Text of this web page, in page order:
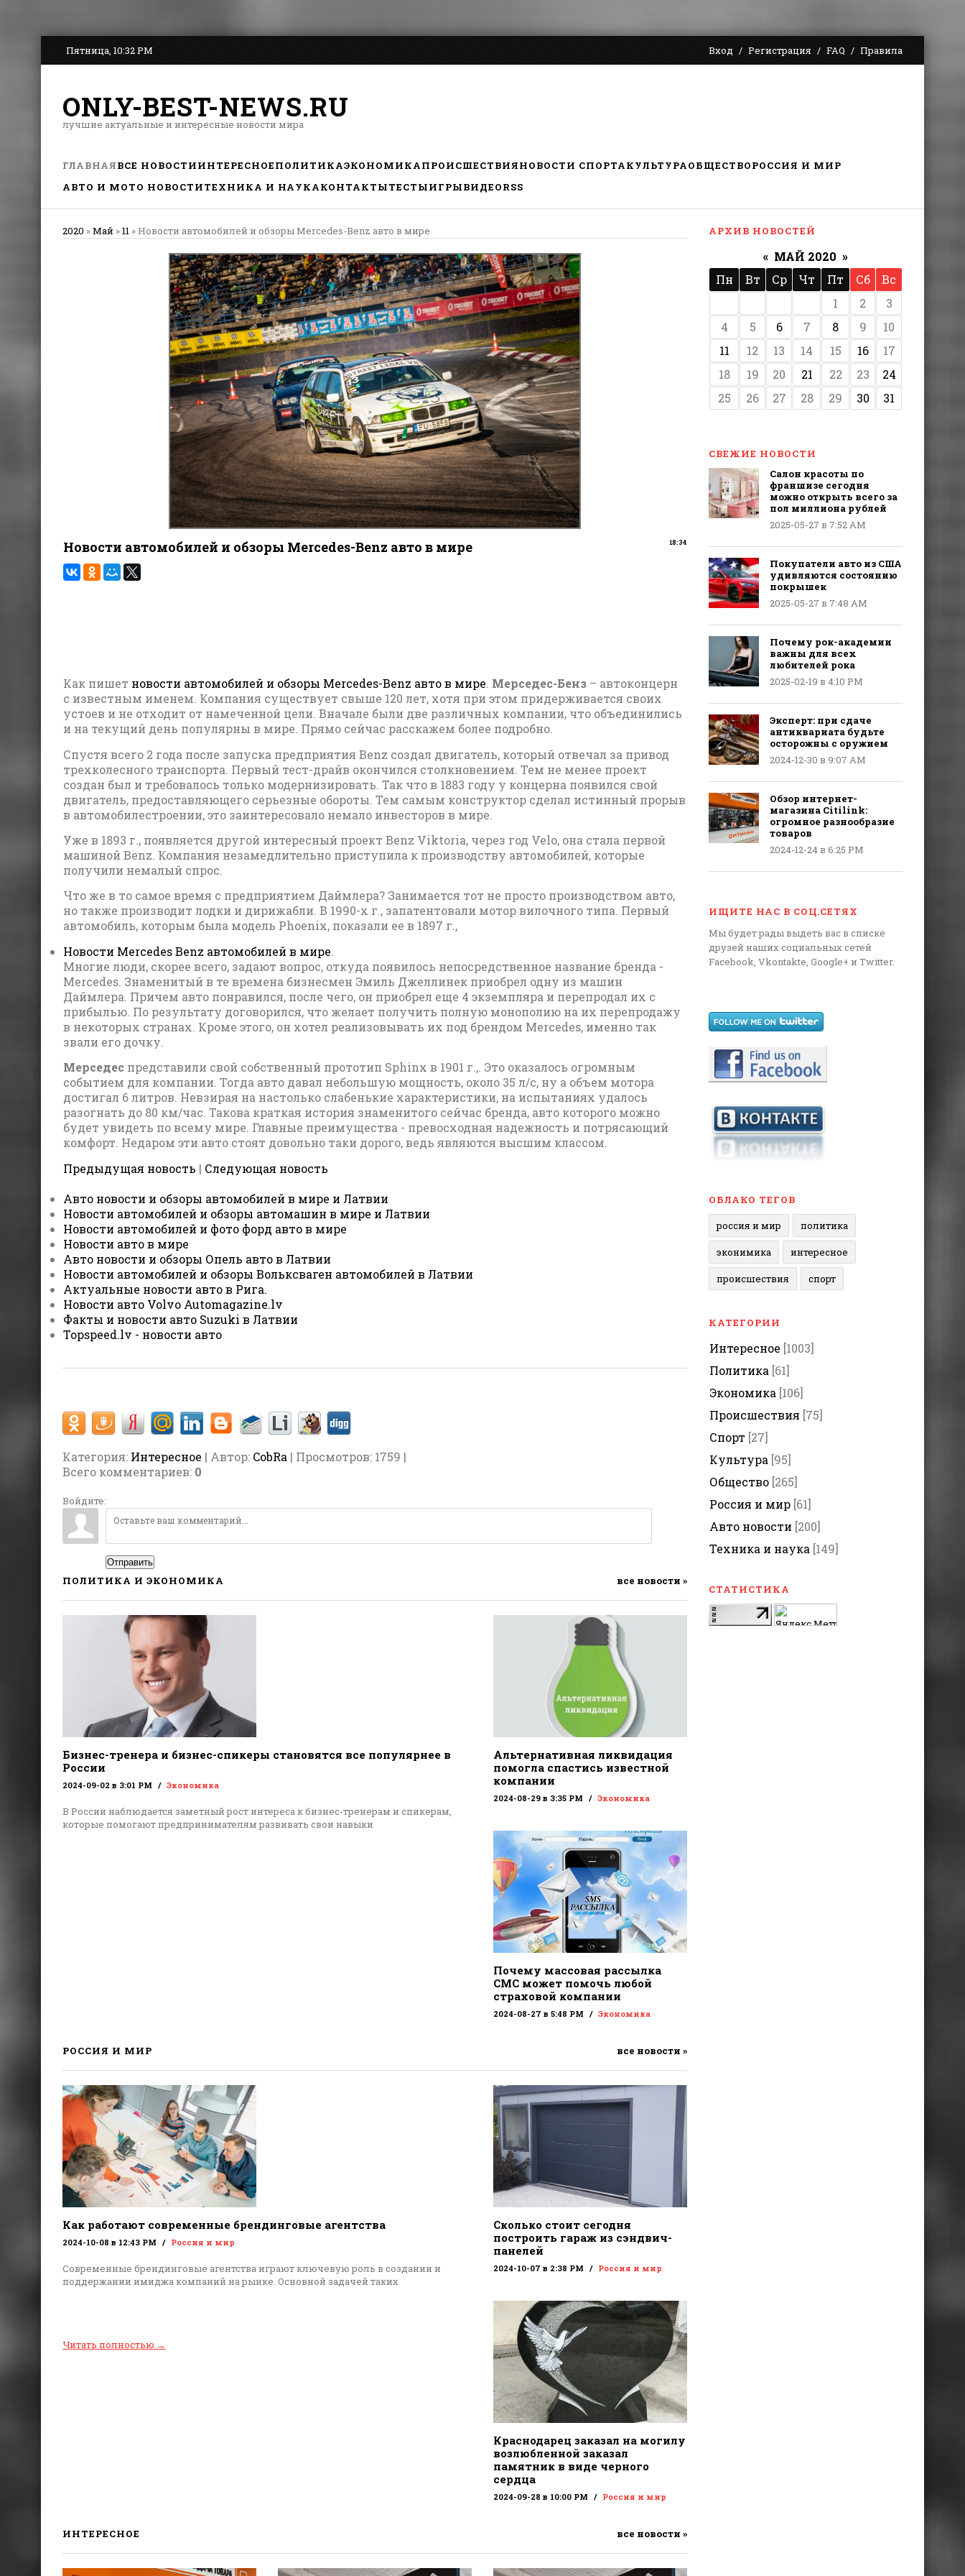
Пятница, 10:32 PM Вход Регистрация FAQ Правила
ONLY-BEST-NEWS.RU
лучшие актуальные и интересные новости мира
ГЛАВНАЯВСЕ НОВОСТИИНТЕРЕСНОЕПОЛИТИКАЭКОНОМИКАПРОИСШЕСТВИЯНОВОСТИ СПОРТАКУЛЬТУРАОБЩЕСТВОРОССИЯ И МИР
АВТО И МОТО НОВОСТИТЕХНИКА И НАУКАКОНТАКТЫТЕСТЫИГРЫВИДЕОRSS
2020 »Май »11 » Новости автомобилей и обзоры Mercedes-Benz авто в мире
18:34
Новости автомобилей и обзоры Mercedes-Benz авто в мире
Как пишет новости автомобилей и обзоры Mercedes-Benz авто в мире. Мерседес-Бенз – автоконцерн
с известным именем. Компания существует свыше 120 лет, хотя при этом придерживается своих
устоев и не отходит от намеченной цели. Вначале были две различных компании, что объединились
и на текущий день популярны в мире. Прямо сейчас расскажем более подробно.
Спустя всего 2 года после запуска предприятия Benz создал двигатель, который отвечал за привод
трехколесного транспорта. Первый тест-драйв окончился столкновением. Тем не менее проект
создан был и требовалось только модернизировать. Так что в 1883 году у концерна появился свой
двигатель, предоставляющего серьезные обороты. Тем самым конструктор сделал истинный прорыв
в автомобилестроении, это заинтересовало немало инвесторов в мире.
Уже в 1893 г., появляется другой интересный проект Benz Viktoria, через год Velo, она стала первой
машиной Benz. Компания незамедлительно приступила к производству автомобилей, которые
получили немалый спрос.
Что же в то самое время с предприятием Даймлера? Занимается тот не просто производством авто,
но также производит лодки и дирижабли. В 1990-х г., запатентовали мотор вилочного типа. Первый
автомобиль, которым была модель Phoenix, показали ее в 1897 г.,
Новости Mercedes Benz автомобилей в мире.
Многие люди, скорее всего, задают вопрос, откуда появилось непосредственное название бренда -
Mercedes. Знаменитый в те времена бизнесмен Эмиль Джеллинек приобрел одну из машин
Даймлера. Причем авто понравился, после чего, он приобрел еще 4 экземпляра и перепродал их с
прибылью. По результату договорился, что желает получить полную монополию на их перепродажу
в некоторых странах. Кроме этого, он хотел реализовывать их под брендом Mercedes, именно так
звали его дочку.
Мерседес представили свой собственный прототип Sphinx в 1901 г.,. Это оказалось огромным
событием для компании. Тогда авто давал небольшую мощность, около 35 л/с, ну а объем мотора
достигал 6 литров. Невзирая на настолько слабенькие характеристики, на испытаниях удалось
разогнать до 80 км/час. Такова краткая история знаменитого сейчас бренда, авто которого можно
будет увидеть по всему мире. Главные преимущества - превосходная надежность и потрясающий
комфорт. Недаром эти авто стоят довольно таки дорого, ведь являются высшим классом.
Предыдущая новость | Следующая новость
Авто новости и обзоры автомобилей в мире и Латвии
Новости автомобилей и обзоры автомашин в мире и Латвии
Новости автомобилей и фото форд авто в мире
Новости авто в мире
Авто новости и обзоры Опель авто в Латвии
Новости автомобилей и обзоры Вольксваген автомобилей в Латвии
Актуальные новости авто в Рига.
Новости авто Volvo Automagazine.lv
Факты и новости авто Suzuki в Латвии
Topspeed.lv - новости авто
Категория: Интересное | Автор: CobRa | Просмотров: 1759 |
Всего комментариев: 0
Войдите:
Отправить
ПОЛИТИКА И ЭКОНОМИКА все новости »
Бизнес-тренера и бизнес-спикеры становятся все популярнее в
России
2024-09-02 в 3:01 PM Экономика
В России наблюдается заметный рост интереса к бизнес-тренерам и спикерам,
которые помогают предпринимателям развивать свои навыки
Альтернативная ликвидация
помогла спастись известной
компании
2024-08-29 в 3:35 PM Экономика
Почему массовая рассылка
СМС может помочь любой
страховой компании
2024-08-27 в 5:48 PM Экономика
РОССИЯ И МИР все новости »
Как работают современные брендинговые агентства
2024-10-08 в 12:43 PM Россия и мир
Современные брендинговые агентства играют ключевую роль в создании и
поддержании имиджа компаний на рынке. Основной задачей таких
Читать полностью →
Сколько стоит сегодня
построить гараж из сэндвич-
панелей
2024-10-07 в 2:38 PM Россия и мир
Краснодарец заказал на могилу
возлюбленной заказал
памятник в виде черного
сердца
2024-09-28 в 10:00 PM Россия и мир
ИНТЕРЕСНОЕ все новости »
АРХИВ НОВОСТЕЙ
« МАЙ 2020 »
Пн
Вт Ср Чт Пт Сб
Вс
1
2
3
4
5 6 7 8 9
10
11
12 13 14 15 16
17
18
19 20 21 22 23
24
25
26 27 28 29 30 31
СВЕЖИЕ НОВОСТИ
Салон красоты по
франшизе сегодня
можно открыть всего за
пол миллиона рублей
2025-05-27 в 7:52 AM
Покупатели авто из США
удивляются состоянию
покрышек
2025-05-27 в 7:48 AM
Почему рок-академии
важны для всех
любителей рока
2025-02-19 в 4:10 PM
Эксперт: при сдаче
антиквариата будьте
осторожны с оружием
2024-12-30 в 9:07 AM
Обзор интернет-
магазина Citilink:
огромное разнообразие
товаров
2024-12-24 в 6:25 PM
ИЩИТЕ НАС В СОЦ.СЕТЯХ
Мы будет рады выдеть вас в списке
друзей наших социальных сетей
Facebook, Vkontakte, Google+ и Twitter.
ОБЛАКО ТЕГОВ
россия и мир
политика
эконимика интересное
происшествия спорт
КАТЕГОРИИ
Интересное [1003]
Политика [61]
Экономика [106]
Происшествия [75]
Спорт [27]
Культура [95]
Общество [265]
Россия и мир [61]
Авто новости [200]
Техника и наука [149]
СТАТИСТИКА